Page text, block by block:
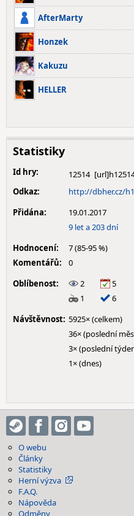
AfterMarty
Honzek
Kakuzu
HELLER
Statistiky
Id hry:
12514
Odkaz:
http://dbher.cz/
Přidána:
19.01.2017
9 let a 203 dní
Hodnocení:
7 (85-95 %)
Komentářů:
0
Oblíbenost:
2
5
1
6
Návštěvnost: 5925× (celkem)
36× (poslední
3× (poslední
1× (dnes)
O webu
Články
Statistiky
Herní výzva
F.A.Q.
Nápověda
Odměny